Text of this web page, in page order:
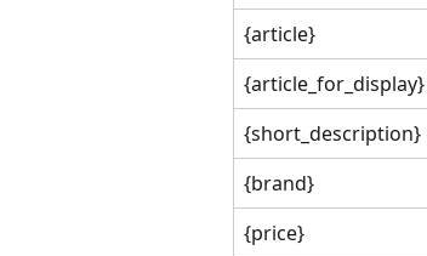
{article}
{article_for_display}
{short_description}
{brand}
{price}